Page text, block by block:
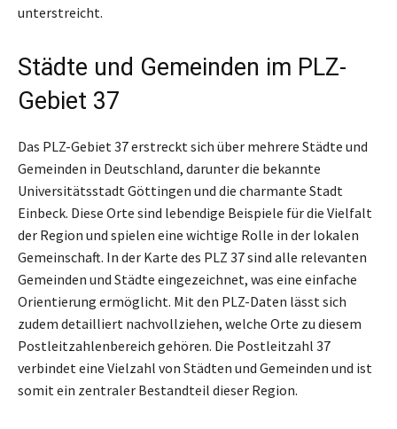
unterstreicht.
Städte und Gemeinden im PLZ-
Gebiet 37
Das PLZ-Gebiet 37 erstreckt sich über mehrere Städte und
Gemeinden in Deutschland, darunter die bekannte
Universitätsstadt Göttingen und die charmante Stadt
Einbeck. Diese Orte sind lebendige Beispiele für die Vielfalt
der Region und spielen eine wichtige Rolle in der lokalen
Gemeinschaft. In der Karte des PLZ 37 sind alle relevanten
Gemeinden und Städte eingezeichnet, was eine einfache
Orientierung ermöglicht. Mit den PLZ-Daten lässt sich
zudem detailliert nachvollziehen, welche Orte zu diesem
Postleitzahlenbereich gehören. Die Postleitzahl 37
verbindet eine Vielzahl von Städten und Gemeinden und ist
somit ein zentraler Bestandteil dieser Region.